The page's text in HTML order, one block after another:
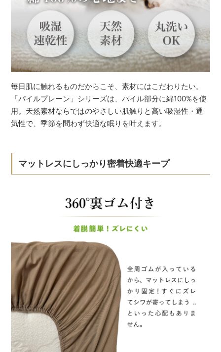
毎日肌に触れるものだからこそ、素材にはこだわりたい。
「パイルプレーン」シリーズは、パイル部分に綿100%を使
用。天然素材ならではのやさしい肌触りと高い吸湿性・通
気性で、季節を問わず快適な眠りを叶えます。
マットレスにしっかり密着快適キープ